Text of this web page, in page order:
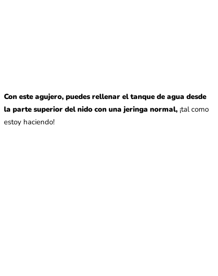
Con este agujero, puedes rellenar el tanque de agua desde
la parte superior del nido con una jeringa normal, ¡tal como
estoy haciendo!